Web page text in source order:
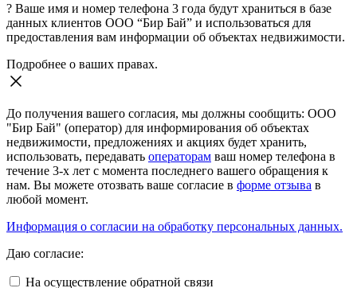
? Ваше имя и номер телефона 3 года будут храниться в базе
данных клиентов ООО “Бир Бай” и использоваться для
предоставления вам информации об объектах недвижимости.
Подробнее о ваших правах.
До получения вашего согласия, мы должны сообщить: ООО
"Бир Бай" (оператор) для информирования об объектах
недвижимости, предложениях и акциях будет хранить,
использовать, передавать операторам ваш номер телефона в
течение 3-х лет с момента последнего вашего обращения к
нам. Вы можете отозвать ваше согласие в форме отзыва в
любой момент.
Информация о согласии на обработку персональных данных.
Даю согласие:
На осуществление обратной связи